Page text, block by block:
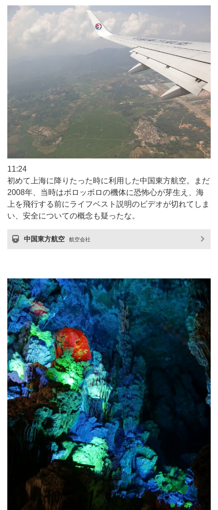
11:24
初めて上海に降りたった時に利用した中国東方航空。まだ
2008年、当時はボロッボロの機体に恐怖心が芽生え、海
上を飛行する前にライフベスト説明のビデオが切れてしま
い、安全についての概念も疑ったな。
中国東方航空 航空会社